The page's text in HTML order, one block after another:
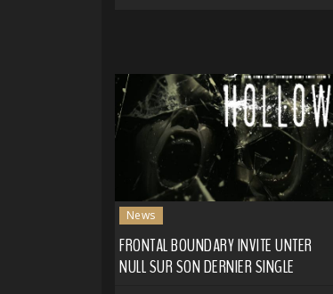
News
FRONTAL BOUNDARY INVITE UNTER
NULL SUR SON DERNIER SINGLE